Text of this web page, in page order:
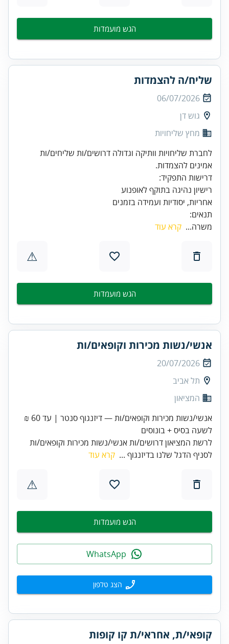
הגש מועמדות
שליח/ה להצמדות
06/07/2026
גוש דן
מחץ שליחויות
לחברת שליחויות וותיקה וגדולה דרושים/ות שליחים/ות
אמינים להצמדות.
אחריות, יסודיות ועמידה בזמנים
תנאים:
משרה... קרא עוד
⚠
הגש מועמדות
אנשי/נשות מכירות וקופאים/ות
20/07/2026
תל אביב
המציאון
אנשי/נשות מכירות וקופאים/ות — דיזנגוף סנטר | עד 60 ₪
לשעה בסיס + בונוסים
לרשת המציאון דרושים/ות אנשי/נשות מכירות וקופאים/ות
לסניף הדגל שלנו בדיזנגוף ... קרא עוד
⚠
הגש מועמדות
הצג טלפון
קופאי/ת, אחראי/ת קו קופות